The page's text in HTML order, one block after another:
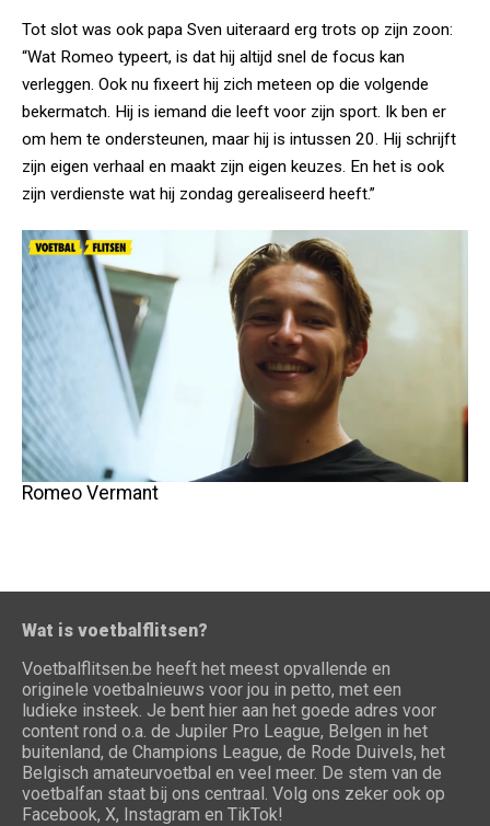
Tot slot was ook papa Sven uiteraard erg trots op zijn zoon:
“Wat Romeo typeert, is dat hij altijd snel de focus kan
verleggen. Ook nu fixeert hij zich meteen op die volgende
bekermatch. Hij is iemand die leeft voor zijn sport. Ik ben er
om hem te ondersteunen, maar hij is intussen 20. Hij schrijft
zijn eigen verhaal en maakt zijn eigen keuzes. En het is ook
zijn verdienste wat hij zondag gerealiseerd heeft.”
Romeo Vermant
Wat is voetbalflitsen?
Voetbalflitsen.be heeft het meest opvallende en
originele voetbalnieuws voor jou in petto, met een
ludieke insteek. Je bent hier aan het goede adres voor
content rond o.a. de Jupiler Pro League, Belgen in het
buitenland, de Champions League, de Rode Duivels, het
Belgisch amateurvoetbal en veel meer. De stem van de
voetbalfan staat bij ons centraal. Volg ons zeker ook op
Facebook, X, Instagram en TikTok!